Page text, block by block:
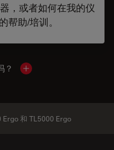
，或者如何在我的仪
帮助/培训。
？ Show local contacts
Ergo 和 TL5000 Ergo